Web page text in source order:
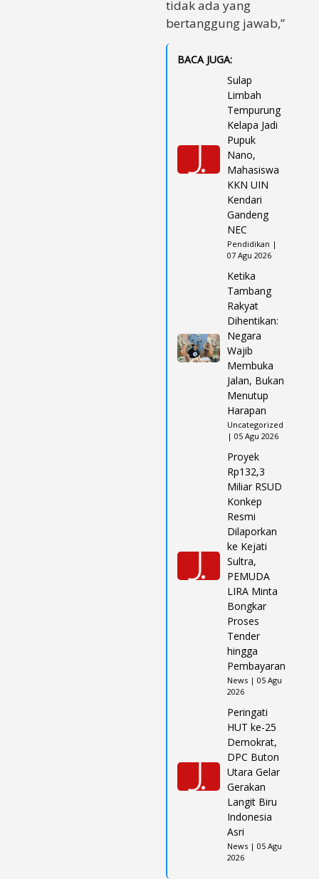
tidak ada yang
bertanggung jawab,”
BACA JUGA:
Sulap
Limbah
Tempurung
Kelapa Jadi
Pupuk
Nano,
Mahasiswa
KKN UIN
Kendari
Gandeng
NEC
Pendidikan |
07 Agu 2026
Ketika
Tambang
Rakyat
Dihentikan:
Negara
Wajib
Membuka
Jalan, Bukan
Menutup
Harapan
Uncategorized
| 05 Agu 2026
Proyek
Rp132,3
Miliar RSUD
Konkep
Resmi
Dilaporkan
ke Kejati
Sultra,
PEMUDA
LIRA Minta
Bongkar
Proses
Tender
hingga
Pembayaran
News | 05 Agu
2026
Peringati
HUT ke-25
Demokrat,
DPC Buton
Utara Gelar
Gerakan
Langit Biru
Indonesia
Asri
News | 05 Agu
2026